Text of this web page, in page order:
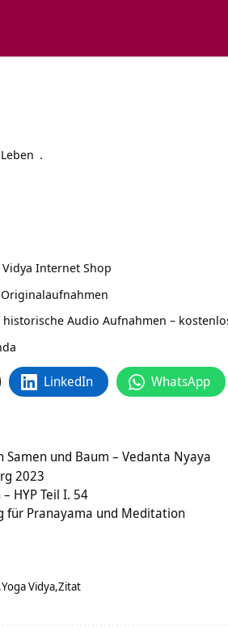
Leben .
Vidya Internet Shop
historische Audio Aufnahmen –
LinkedIn WhatsApp
Samen und Baum – Vedanta Nyaya
2023
HYP Teil I. 54
für Pranayama und Meditation
Yoga Vidya Zitat